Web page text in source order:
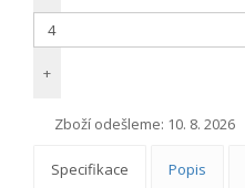
+
Zboží odešleme: 10. 8. 2026
Specifikace Popis